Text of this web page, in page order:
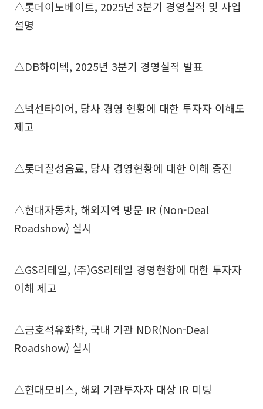
△롯데이노베이트, 2025년 3분기 경영실적 및 사업
설명
△DB하이텍, 2025년 3분기 경영실적 발표
△넥센타이어, 당사 경영 현황에 대한 투자자 이해도
제고
△롯데칠성음료, 당사 경영현황에 대한 이해 증진
△현대자동차, 해외지역 방문 IR (Non-Deal
Roadshow) 실시
△GS리테일, (주)GS리테일 경영현황에 대한 투자자
이해 제고
△금호석유화학, 국내 기관 NDR(Non-Deal
Roadshow) 실시
△현대모비스, 해외 기관투자자 대상 IR 미팅